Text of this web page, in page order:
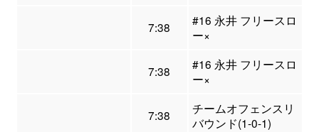
7:38
#16 永井 フリースロ
ー×
7:38
#16 永井 フリースロ
ー×
7:38
チームオフェンスリ
バウンド(1-0-1)